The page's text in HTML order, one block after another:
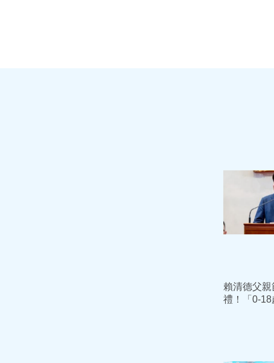
賴清德父
禮！「0-18